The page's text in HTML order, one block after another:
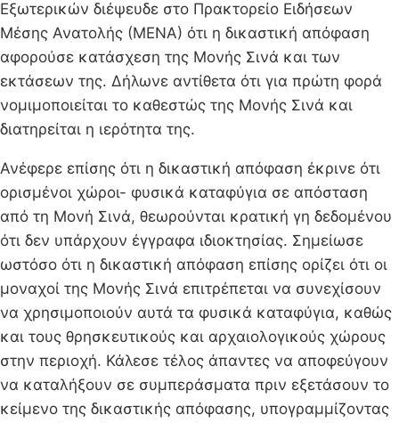
Εξωτερικών διέψευδε στο Πρακτορείο Ειδήσεων
Μέσης Ανατολής (ΜΕΝΑ) ότι η δικαστική απόφαση
αφορούσε κατάσχεση της Μονής Σινά και των
εκτάσεων της. Δήλωνε αντίθετα ότι για πρώτη φορά
νομιμοποιείται το καθεστώς της Μονής Σινά και
διατηρείται η ιερότητα της.
Ανέφερε επίσης ότι η δικαστική απόφαση έκρινε ότι
ορισμένοι χώροι- φυσικά καταφύγια σε απόσταση
από τη Μονή Σινά, θεωρούνται κρατική γη δεδομένου
ότι δεν υπάρχουν έγγραφα ιδιοκτησίας. Σημείωσε
ωστόσο ότι η δικαστική απόφαση επίσης ορίζει ότι οι
μοναχοί της Μονής Σινά επιτρέπεται να συνεχίσουν
να χρησιμοποιούν αυτά τα φυσικά καταφύγια, καθώς
και τους θρησκευτικούς και αρχαιολογικούς χώρους
στην περιοχή. Κάλεσε τέλος άπαντες να αποφεύγουν
να καταλήξουν σε συμπεράσματα πριν εξετάσουν το
κείμενο της δικαστικής απόφασης, υπογραμμίζοντας